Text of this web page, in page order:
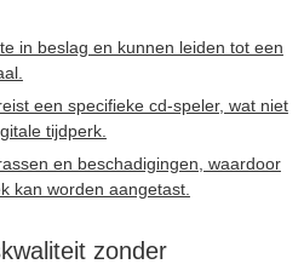
in beslag en kunnen leiden tot een
een specifieke cd-speler, wat niet
tijdperk.
en beschadigingen, waardoor
kan worden aangetast.
zonder